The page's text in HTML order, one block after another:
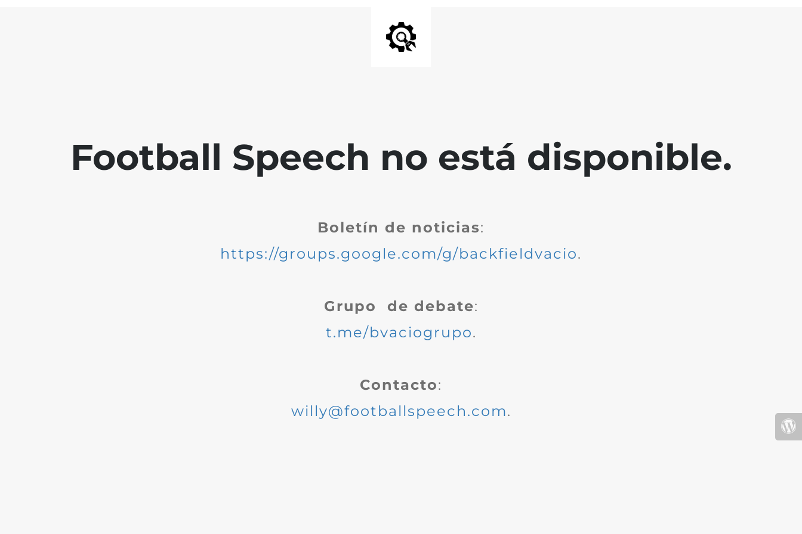
Football Speech no está disponible.
Boletín de noticias:
https://groups.google.com/g/backfieldvacio.
Grupo de debate:
t.me/bvaciogrupo.
Contacto:
willy@footballspeech.com.